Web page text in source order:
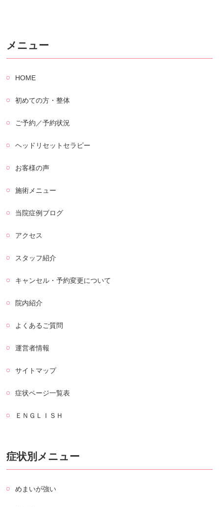
メニュー
HOME
初めての方・整体
ご予約／予約状況
ヘッドリセットセラピー
お客様の声
施術メニュー
当院症例ブログ
アクセス
スタッフ紹介
キャンセル・予約変更について
院内紹介
よくあるご質問
運営者情報
サイトマップ
症状ページ一覧表
ＥＮＧＬＩＳＨ
症状別メニュー
めまいが強い